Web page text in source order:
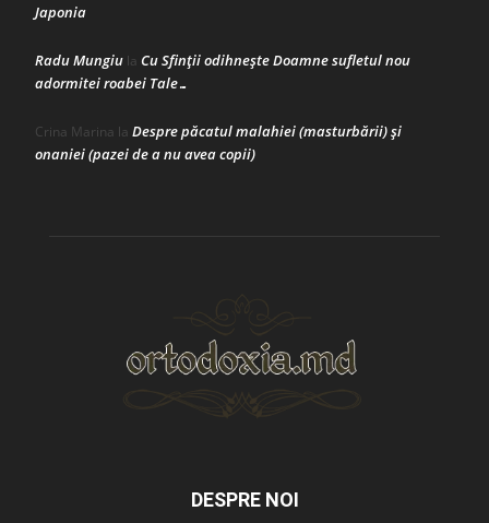
Japonia
Radu Mungiu la Cu Sfinții odihnește Doamne sufletul nou
adormitei roabei Tale…
Crina Marina la Despre păcatul malahiei (masturbării) şi
onaniei (pazei de a nu avea copii)
DESPRE NOI